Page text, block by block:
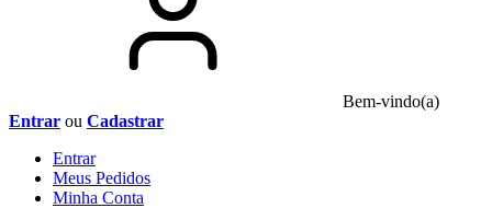
Bem-vindo(a)
Entrar ou Cadastrar
Entrar
Meus Pedidos
Minha Conta